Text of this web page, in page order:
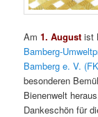
Am1. August ist
Bamberg-
Bamberg e. V.
besonderen
Bienenwelt
Dankeschön für